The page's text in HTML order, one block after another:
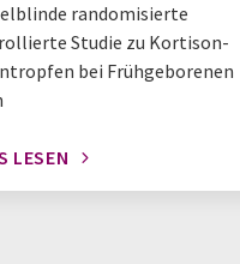
randomisierte
Studie zu Kortison-
bei Frühgeborenen
LESEN